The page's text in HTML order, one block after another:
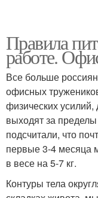
Правила
работе.
Все больше
офисных
физических
выходят за
подсчитали, что
первые 3-4 месяца
в весе на 5-7 кг.
Контуры тела